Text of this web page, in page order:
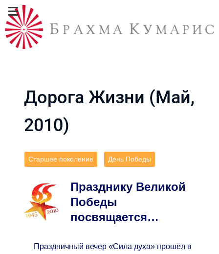
Дорога Жизни (Май,
2010)
Старшее поколение День Победы
Празднику Великой
Победы
посвящается…
Праздничный вечер «Сила духа» прошёл в